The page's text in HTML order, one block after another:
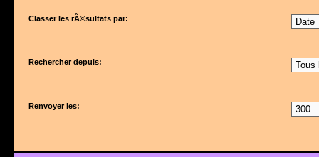
Classer les rÃ©sultats par:
Rechercher depuis:
Renvoyer les: